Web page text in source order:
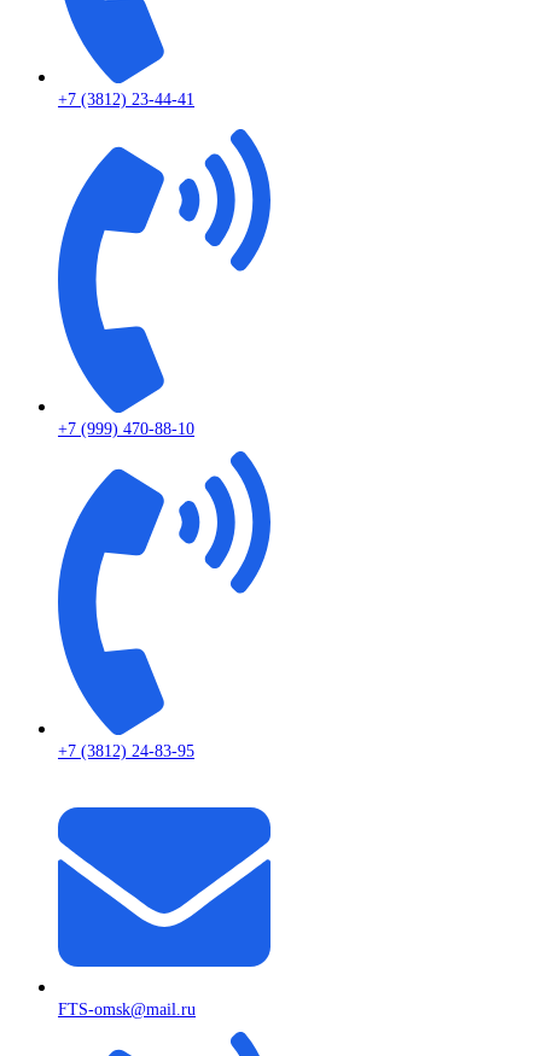
+7 (3812) 23-44-41
+7 (999) 470-88-10
+7 (3812) 24-83-95
FTS-omsk@mail.ru